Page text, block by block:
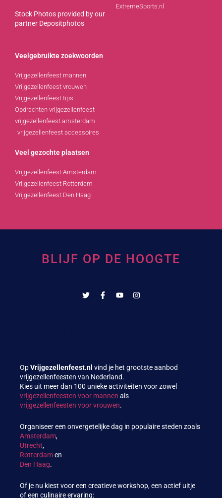
Stock Photos provided by our
partner Depositphotos
ExtremeSports.nl
Veelgebruikte zoekwoorden
Vrijgezellenfeest mannen
Vrijgezellenfeest vrouwen
Vrijgezellenfeest tips
Opdrachten vrijgezellenfeest
vrijgezellenfeest amsterdam
vrijgezellenfeest accessoires
Veel gezochte plaatsen
Vrijgezellenfeest Amsterdam
Vrijgezellenfeest Rotterdam
Vrijgezellenfeest Den Haag
BLIJF OP DE HOOGTE
OpVrijgezellenfeest.nl vind je het grootste aanbod
vrijgezellenfeesten van Nederland.
Kies uit meer dan 100 unieke activiteiten voor zowel
vrijgezellenfeesten voor mannen als
vrijgezellenfeesten voor vrouwen.
Organiseer een onvergetelijke dag in populaire steden zoals
Amsterdam,
Utrecht,
Rotterdamen
Den Haag.
Of je nu kiest voor een creatieve workshop, een actief uitje
of een culinaire ervaring: